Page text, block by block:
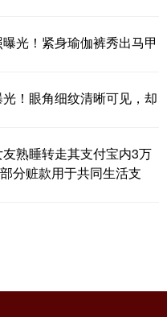
光！紧身瑜伽裤秀出马甲
！眼角细纹清晰可见，却
熟睡转走其支付宝内3万
分赃款用于共同生活支